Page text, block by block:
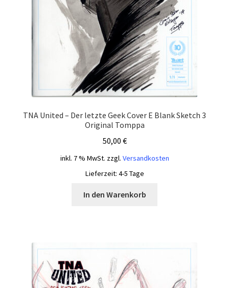
TNA United – Der letzte Geek Cover E Blank Sketch 3
Original Tomppa
50,00 €
inkl. 7 % MwSt. zzgl. Versandkosten
Lieferzeit: 4-5 Tage
In den Warenkorb